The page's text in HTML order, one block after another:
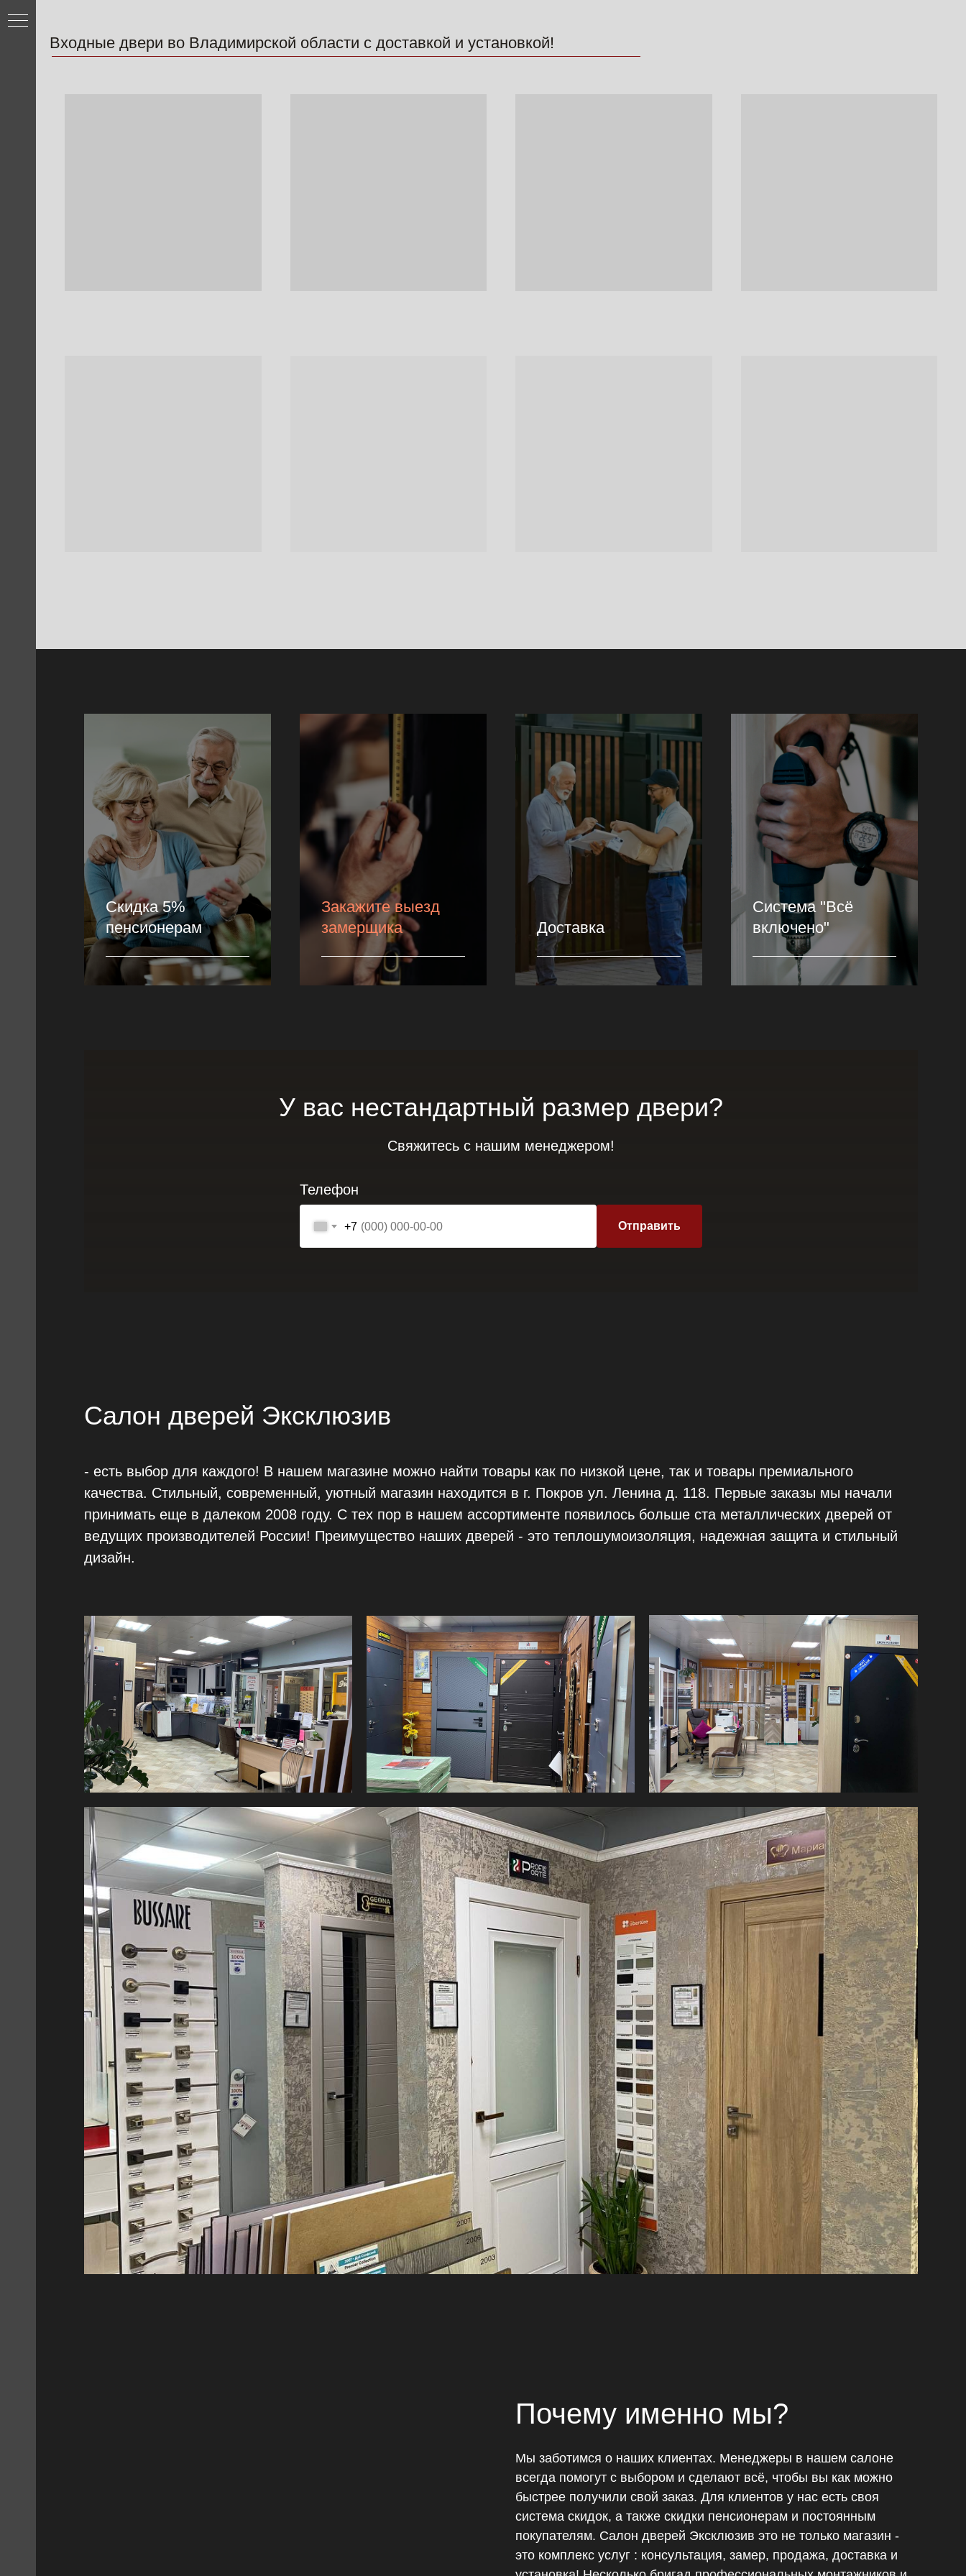
Входные двери во Владимирской области с доставкой и установкой!
Скидка 5%
пенсионерам
Закажите выезд
замерщика
заказать
Доставка
Система "Всё
включено"
У вас нестандартный размер двери?
Свяжитесь с нашим менеджером!
Телефон
+7 Отправить
Салон дверей Эксклюзив
- есть выбор для каждого! В нашем магазине можно найти товары как по низкой цене, так и товары премиального
качества. Стильный, современный, уютный магазин находится в г. Покров ул. Ленина д. 118. Первые заказы мы начали
принимать еще в далеком 2008 году. С тех пор в нашем ассортименте появилось больше ста металлических дверей от
ведущих производителей России! Преимущество наших дверей - это теплошумоизоляция, надежная защита и стильный
дизайн.
Почему именно мы?
Мы заботимся о наших клиентах. Менеджеры в нашем салоне
всегда помогут с выбором и сделают всё, чтобы вы как можно
быстрее получили свой заказ. Для клиентов у нас есть своя
система скидок, а также скидки пенсионерам и постоянным
покупателям. Салон дверей Эксклюзив это не только магазин -
это комплекс услуг : консультация, замер, продажа, доставка и